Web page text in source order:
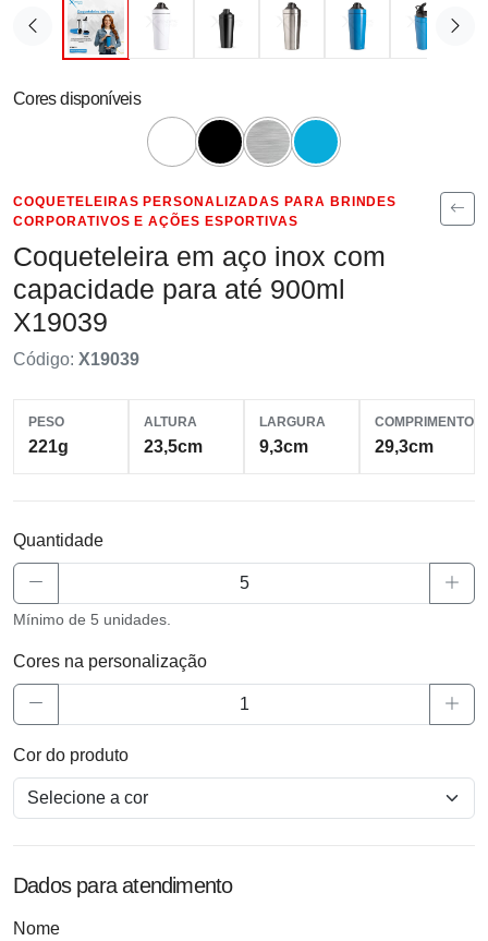
Cores disponíveis
COQUETELEIRAS PERSONALIZADAS PARA BRINDES
CORPORATIVOS E AÇÕES ESPORTIVAS
Coqueteleira em aço inox com
capacidade para até 900ml
X19039
Código: X19039
PESO
221g
ALTURA
23,5cm
LARGURA
9,3cm
COMPRIMENTO
29,3cm
Quantidade
Mínimo de 5 unidades.
Cores na personalização
Cor do produto
Dados para atendimento
Nome